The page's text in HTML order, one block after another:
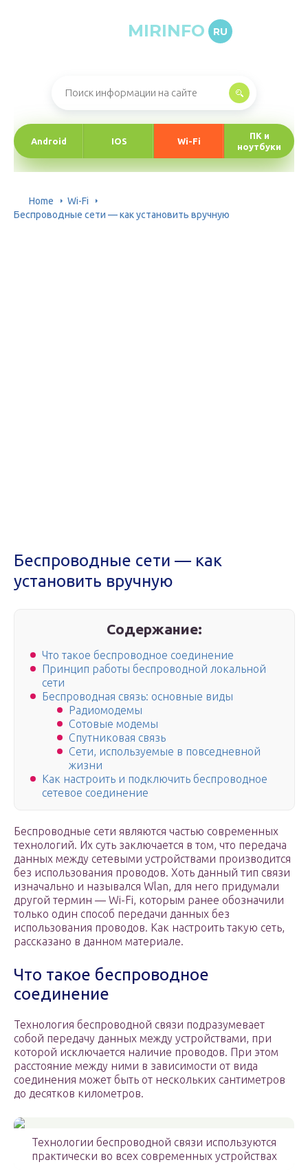
MIRINFO RU
Android IOS Wi-Fi
ПК и
ноутбуки
Home
Wi-Fi
Беспроводные сети — как установить вручную
Беспроводные сети — как
установить вручную
Содержание:
Что такое беспроводное соединение
Принцип работы беспроводной локальной
сети
Беспроводная связь: основные виды
Радиомодемы
Сотовые модемы
Спутниковая связь
Сети, используемые в повседневной
жизни
Как настроить и подключить беспроводное
сетевое соединение
Беспроводные сети являются частью современных
технологий. Их суть заключается в том, что передача
данных между сетевыми устройствами производится
без использования проводов. Хоть данный тип связи
изначально и назывался Wlan, для него придумали
другой термин — Wi-Fi, которым ранее обозначили
только один способ передачи данных без
использования проводов. Как настроить такую сеть,
рассказано в данном материале.
Что такое беспроводное
соединение
Технология беспроводной связи подразумевает
собой передачу данных между устройствами, при
которой исключается наличие проводов. При этом
расстояние между ними в зависимости от вида
соединения может быть от нескольких сантиметров
до десятков километров.
Технологии беспроводной связи используются
практически во всех современных устройствах